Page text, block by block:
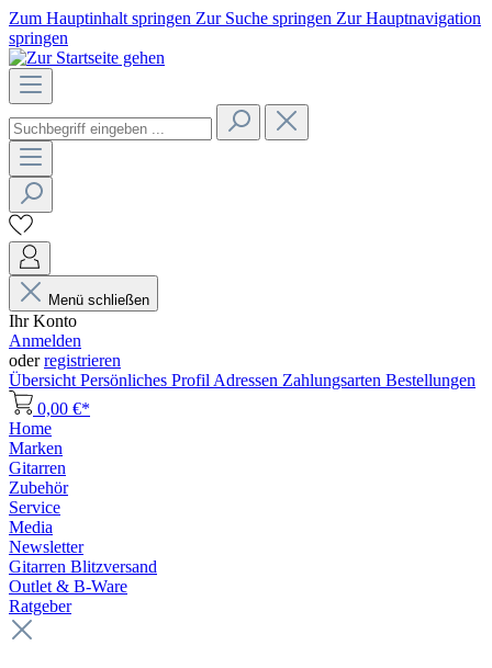
Zum Hauptinhalt springen Zur Suche springen Zur Hauptnavigation
springen
Menü schließen
Ihr Konto
Anmelden
oderregistrieren
Übersicht Persönliches Profil Adressen Zahlungsarten Bestellungen
0,00 €*
Home
Marken
Gitarren
Zubehör
Service
Media
Newsletter
Gitarren Blitzversand
Outlet & B-Ware
Ratgeber